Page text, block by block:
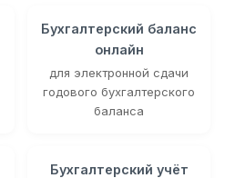
Бухгалтерский баланс
онлайн
для электронной сдачи
годового бухгалтерского
баланса
Бухгалтерский учёт